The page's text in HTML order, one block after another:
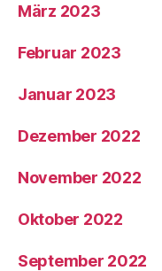
März 2023
Februar 2023
Januar 2023
Dezember 2022
November 2022
Oktober 2022
September 2022